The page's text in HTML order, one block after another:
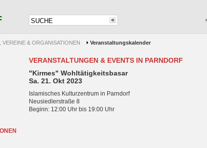
VEREINE & ORGANISATIONEN Veranstaltungskalender
VERANSTALTUNGEN & EVENTS IN PARNDORF
"Kirmes" Wohltätigkeitsbasar
Sa. 21. Okt 2023
Islamisches Kulturzentrum in Parndorf
Neusiedlerstraße 8
Beginn: 12:00 Uhr bis 19:00 Uhr